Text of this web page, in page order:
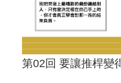
第02回 要讓推桿變